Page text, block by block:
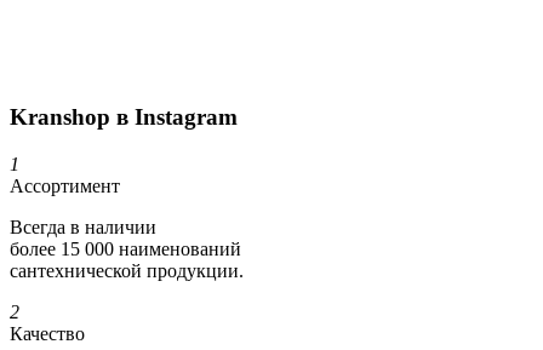
Kranshop в Instagram
1
Ассортимент
Всегда в наличии
более 15 000 наименований
сантехнической продукции.
2
Качество